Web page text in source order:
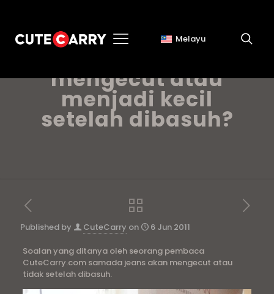
Melayu
mengecut atau
menjadi kecil
setelah dibasuh?
Published by CuteCarry on 6 Jun 2011
Soalan yang ditanya oleh seorang pembaca
CuteCarry.com samada jeans akan mengecut atau
tidak setelah dibasuh.